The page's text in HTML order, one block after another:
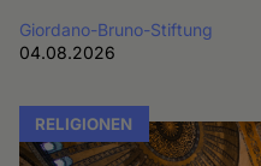
Giordano-Bruno-Stiftung
04.08.2026
RELIGIONEN